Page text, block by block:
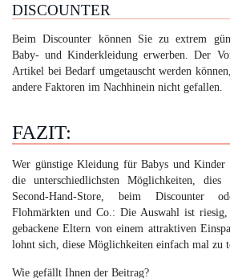
DISCOUNTER
Beim Discounter können Sie zu extrem
Baby- und Kinderkleidung erwerben. Der
Artikel bei Bedarf umgetauscht werden
andere Faktoren im Nachhinein nicht gefallen.
FAZIT:
Wer günstige Kleidung für Babys und Kinder
die unterschiedlichsten Möglichkeiten,
Second-Hand-Store, beim Discounter
Flohmärkten und Co.: Die Auswahl ist
gebackene Eltern von einem attraktiven
lohnt sich, diese Möglichkeiten einfach mal zu
Wie gefällt Ihnen der Beitrag?